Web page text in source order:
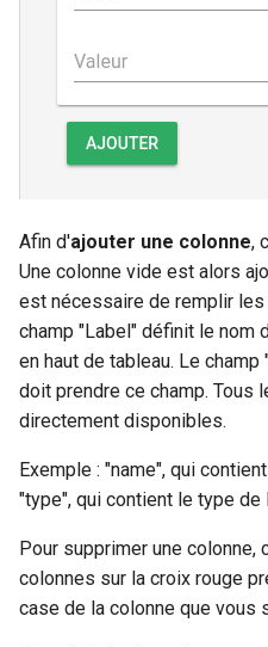
Afin d'ajouter une colonne,
Une colonne vide est alors
est nécessaire de remplir
champ "Label" définit le nom
en haut de tableau. Le
doit prendre ce champ. Tous
directement disponibles.
Exemple : "name", qui
"type", qui contient le type de
Pour supprimer une
colonnes sur la croix rouge
case de la colonne que vous